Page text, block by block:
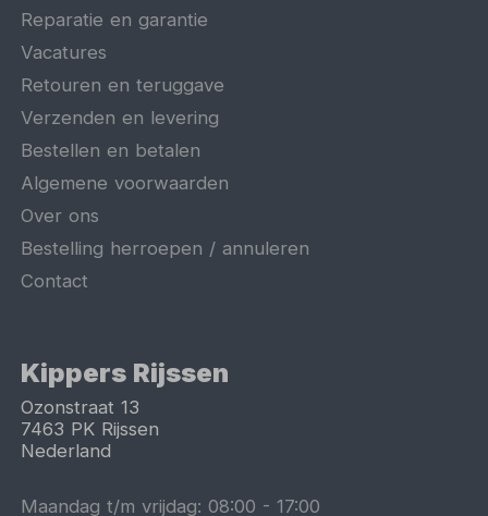
Reparatie en garantie
Vacatures
Retouren en teruggave
Verzenden en levering
Bestellen en betalen
Algemene voorwaarden
Over ons
Bestelling herroepen / annuleren
Contact
Kippers Rijssen
Ozonstraat 13
7463 PK Rijssen
Nederland
Maandag t/m vrijdag:08:00 -17:00